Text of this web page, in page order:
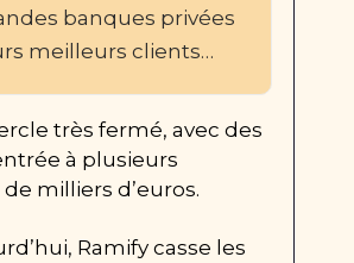
banques privées
meilleurs clients…
très fermé, avec des
à plusieurs
milliers d’euros.
Ramify casse les